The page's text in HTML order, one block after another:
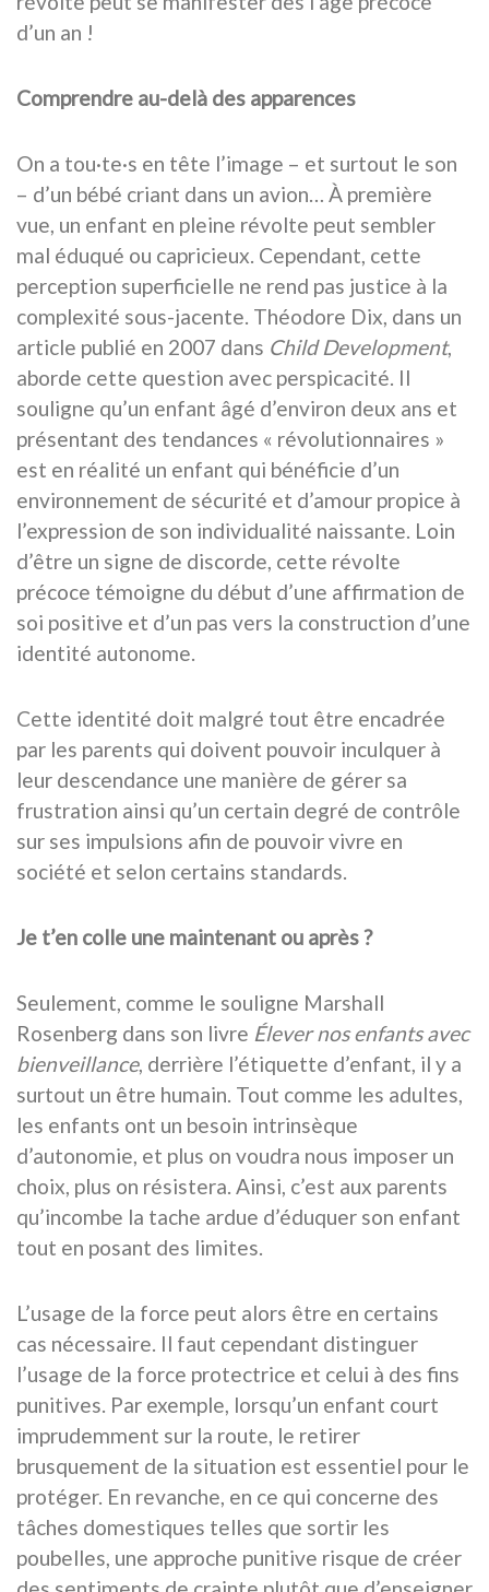
d’un an !
Comprendre au-delà des apparences
On a tou·te·s en tête l’image – et surtout le son
– d’un bébé criant dans un avion… À première
vue, un enfant en pleine révolte peut sembler
mal éduqué ou capricieux. Cependant, cette
perception superficielle ne rend pas justice à la
complexité sous-jacente. Théodore Dix, dans un
article publié en 2007 dans Child Development,
aborde cette question avec perspicacité. Il
souligne qu’un enfant âgé d’environ deux ans et
présentant des tendances « révolutionnaires »
est en réalité un enfant qui bénéficie d’un
environnement de sécurité et d’amour propice à
l’expression de son individualité naissante. Loin
d’être un signe de discorde, cette révolte
précoce témoigne du début d’une affirmation de
soi positive et d’un pas vers la construction d’une
identité autonome.
Cette identité doit malgré tout être encadrée
par les parents qui doivent pouvoir inculquer à
leur descendance une manière de gérer sa
frustration ainsi qu’un certain degré de contrôle
sur ses impulsions afin de pouvoir vivre en
société et selon certains standards.
Je t’en colle une maintenant ou après ?
Seulement, comme le souligne Marshall
Rosenberg dans son livre Élever nos enfants avec
bienveillance, derrière l’étiquette d’enfant, il y a
surtout un être humain. Tout comme les adultes,
les enfants ont un besoin intrinsèque
d’autonomie, et plus on voudra nous imposer un
choix, plus on résistera. Ainsi, c’est aux parents
qu’incombe la tache ardue d’éduquer son enfant
tout en posant des limites.
L’usage de la force peut alors être en certains
cas nécessaire. Il faut cependant distinguer
l’usage de la force protectrice et celui à des fins
punitives. Par exemple, lorsqu’un enfant court
imprudemment sur la route, le retirer
brusquement de la situation est essentiel pour le
protéger. En revanche, en ce qui concerne des
tâches domestiques telles que sortir les
poubelles, une approche punitive risque de créer